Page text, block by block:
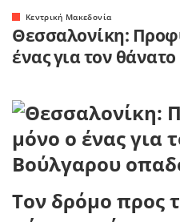
Κεντρική Μακεδονία
Θεσσαλονίκη:
ένας για τον
Τον δρόμο προς